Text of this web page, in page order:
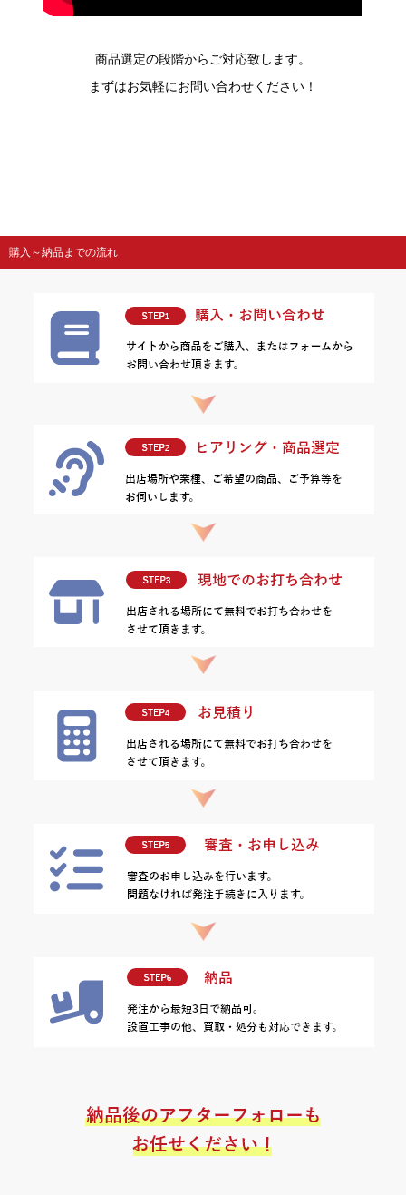
商品選定の段階からご対応致します。
まずはお気軽にお問い合わせください！
購入～納品までの流れ